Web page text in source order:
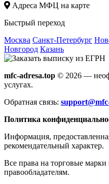
Адреса МФЦ на карте
Быстрый переход
Москва Санкт-Петербург
Новгород Казань
mfc-adresa.top © 2026 —
услугах.
Обратная связь:
Политика
Информация,
рекомендательный характер.
Все права на торговые
правообладателям.